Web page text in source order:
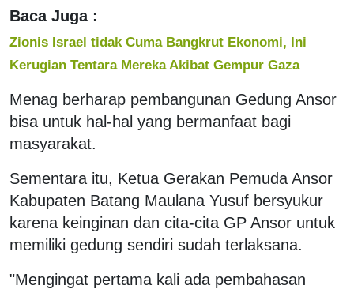
Baca Juga :
Zionis Israel tidak Cuma Bangkrut Ekonomi, Ini
Kerugian Tentara Mereka Akibat Gempur Gaza
Menag berharap pembangunan Gedung Ansor
bisa untuk hal-hal yang bermanfaat bagi
masyarakat.
Sementara itu, Ketua Gerakan Pemuda Ansor
Kabupaten Batang Maulana Yusuf bersyukur
karena keinginan dan cita-cita GP Ansor untuk
memiliki gedung sendiri sudah terlaksana.
"Mengingat pertama kali ada pembahasan